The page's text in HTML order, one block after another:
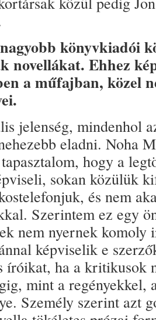
könyvkiadói
novellákat. Ehhez
a műfajban, közel
jelenség, mindenhol
eladni. Noha
hogy a
sokan közülük
és nem
Szerintem ez egy
nem nyernek
képviselik e
íróikat, ha a kritikusok
mint a regényekkel,
Személy szerint azt